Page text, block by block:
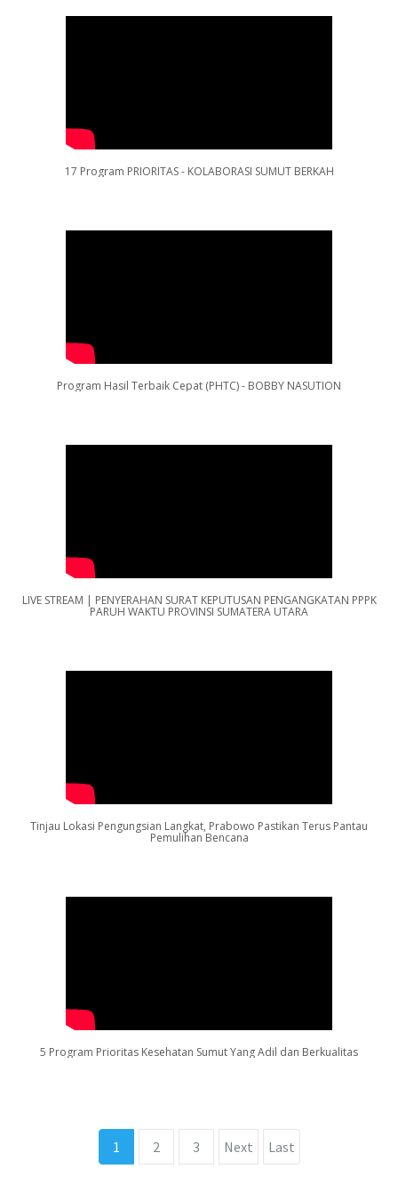
17 Program PRIORITAS - KOLABORASI SUMUT BERKAH
Program Hasil Terbaik Cepat (PHTC) - BOBBY NASUTION
LIVE STREAM | PENYERAHAN SURAT KEPUTUSAN PENGANGKATAN PPPK
PARUH WAKTU PROVINSI SUMATERA UTARA
Tinjau Lokasi Pengungsian Langkat, Prabowo Pastikan Terus Pantau
Pemulihan Bencana
5 Program Prioritas Kesehatan Sumut Yang Adil dan Berkualitas
1 2 3 Next Last